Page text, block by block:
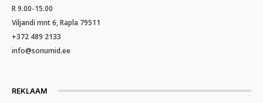
R 9.00-15.00
Viljandi mnt 6, Rapla 79511
+372 489 2133
info@sonumid.ee
REKLAAM